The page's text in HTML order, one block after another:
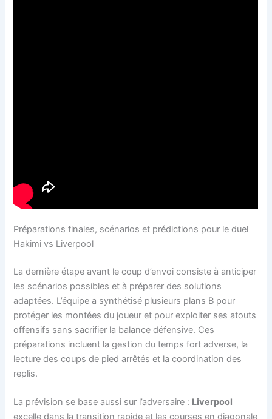
Préparations finales, scénarios et prédictions pour le duel
Hakimi vs Liverpool
La dernière étape avant le coup d’envoi consiste à anticiper
les scénarios possibles et à préparer des solutions
adaptées. L’équipe a synthétisé plusieurs plans B pour
protéger les montées du joueur et pour exploiter ses atouts
offensifs sans sacrifier la balance défensive. Ces
préparations incluent la gestion du temps fort adverse, la
lecture des coups de pied arrêtés et la coordination des
replis.
La prévision se base aussi sur l’adversaire : Liverpool
excelle dans la transition rapide et les courses en diagonale